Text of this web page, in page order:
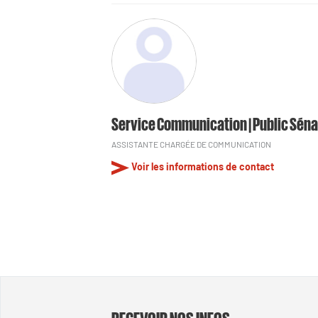
Service Communication | Public
ASSISTANTE CHARGÉE DE COMMUNICATION
Voir les informations de contact